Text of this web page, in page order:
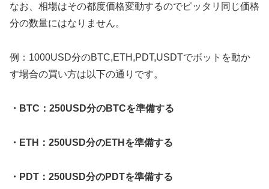
なお、相場はその都度価格変動するのでピッタリ同じ価格
分の数量にはなりません。
例：1000USD分のBTC,ETH,PDT,USDTでボットを動か
す場合の買い方は以下の通りです。
・BTC：250USD分のBTCを準備する
・ETH：250USD分のETHを準備する
・PDT：250USD分のPDTを準備する